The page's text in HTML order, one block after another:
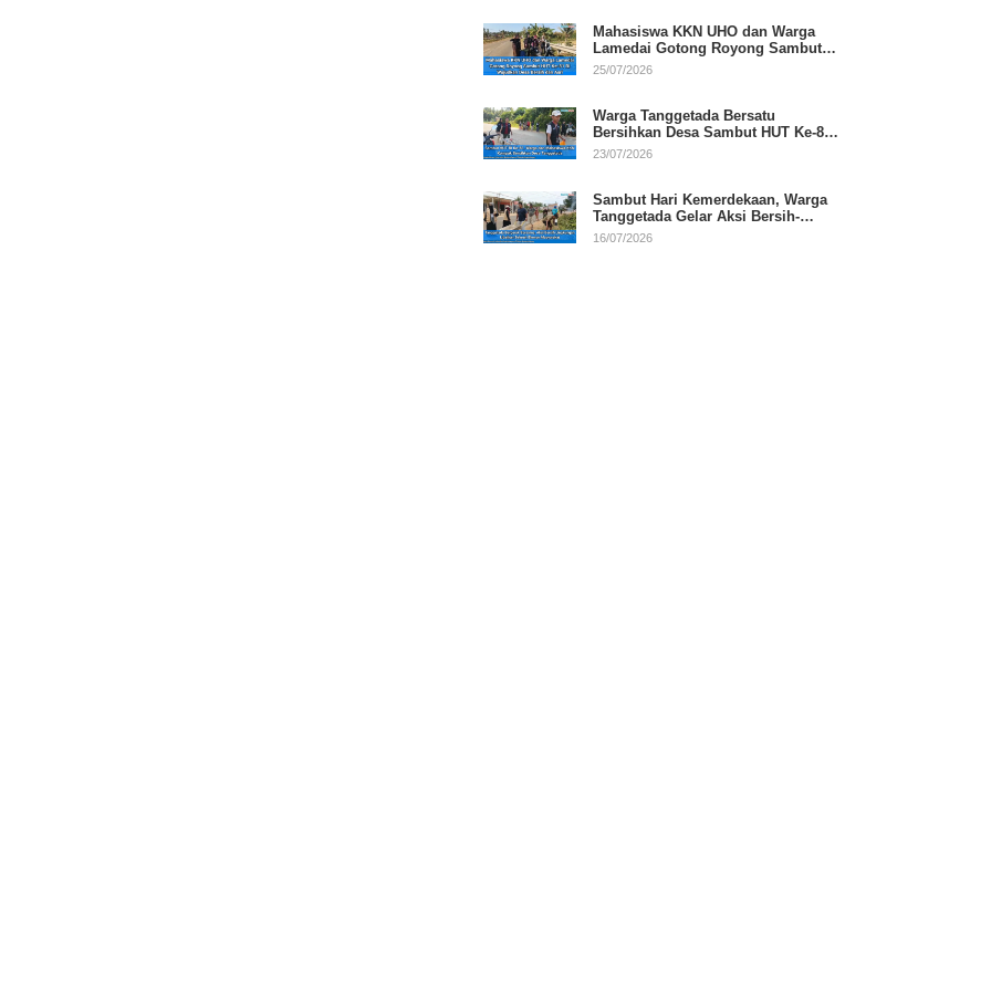
Mahasiswa KKN UHO dan Warga
Lamedai Gotong Royong Sambut
HUT Ke-81 RI
25/07/2026
Warga Tanggetada Bersatu
Bersihkan Desa Sambut HUT Ke-81
RI
23/07/2026
Sambut Hari Kemerdekaan, Warga
Tanggetada Gelar Aksi Bersih-
Bersih Desa
16/07/2026